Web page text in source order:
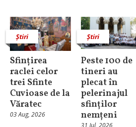
Știri
Sfințirea
raclei celor
trei Sfinte
Cuvioase de la
Văratec
03 Aug, 2026
Știri
Peste 100 de
tineri au
plecat în
pelerinajul
sfinților
nemțeni
31 Iul, 2026